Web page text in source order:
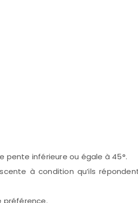
pente inférieure ou égale à 45°.
à condition qu’ils
préférence.